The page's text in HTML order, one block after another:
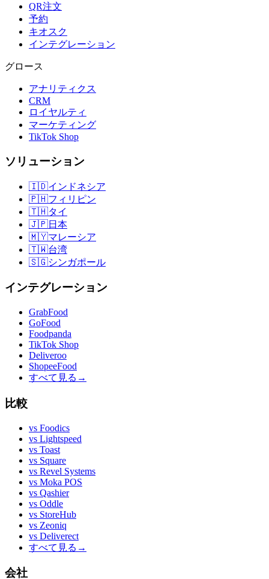
QR注文
予約
キオスク
インテグレーション
グロース
アナリティクス
CRM
ロイヤルティ
マーケティング
TikTok Shop
ソリューション
🇮🇩インドネシア
🇵🇭フィリピン
🇹🇭タイ
🇯🇵日本
🇲🇾マレーシア
🇹🇼台湾
🇸🇬シンガポール
インテグレーション
GrabFood
GoFood
Foodpanda
TikTok Shop
Deliveroo
ShopeeFood
すべて見る →
比較
vs Foodics
vs Lightspeed
vs Toast
vs Square
vs Revel Systems
vs Moka POS
vs Qashier
vs Oddle
vs StoreHub
vs Zeoniq
vs Deliverect
すべて見る →
会社